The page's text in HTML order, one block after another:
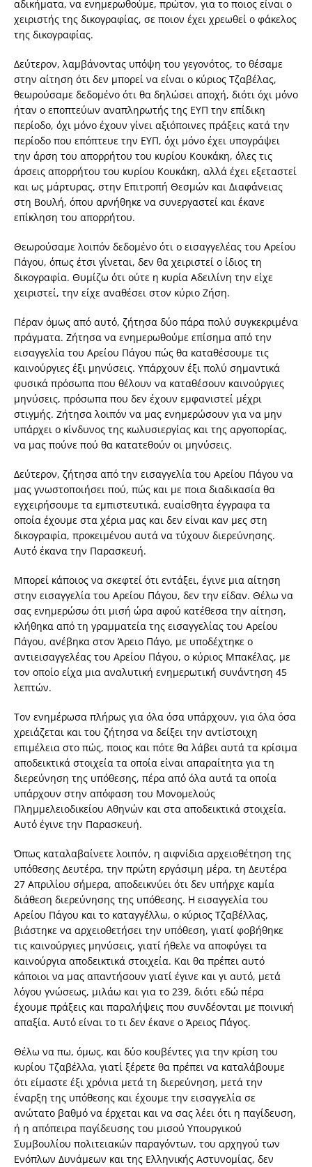
αδικήματα, να ενημερωθούμε, πρώτον, για το ποιος είναι ο
χειριστής της δικογραφίας, σε ποιον έχει χρεωθεί ο φάκελος
της δικογραφίας.
Δεύτερον, λαμβάνοντας υπόψη του γεγονότος, το θέσαμε
στην αίτηση ότι δεν μπορεί να είναι ο κύριος Τζαβέλας,
θεωρούσαμε δεδομένο ότι θα δηλώσει αποχή, διότι όχι μόνο
ήταν ο εποπτεύων αναπληρωτής της ΕΥΠ την επίδικη
περίοδο, όχι μόνο έχουν γίνει αξιόποινες πράξεις κατά την
περίοδο που επόπτευε την ΕΥΠ, όχι μόνο έχει υπογράψει
την άρση του απορρήτου του κυρίου Κουκάκη, όλες τις
άρσεις απορρήτου του κυρίου Κουκάκη, αλλά έχει εξεταστεί
και ως μάρτυρας, στην Επιτροπή Θεσμών και Διαφάνειας
στη Βουλή, όπου αρνήθηκε να συνεργαστεί και έκανε
επίκληση του απορρήτου.
Θεωρούσαμε λοιπόν δεδομένο ότι ο εισαγγελέας του Αρείου
Πάγου, όπως έτσι γίνεται, δεν θα χειριστεί ο ίδιος τη
δικογραφία. Θυμίζω ότι ούτε η κυρία Αδειλίνη την είχε
χειριστεί, την είχε αναθέσει στον κύριο Ζήση.
Πέραν όμως από αυτό, ζήτησα δύο πάρα πολύ συγκεκριμένα
πράγματα. Ζήτησα να ενημερωθούμε επίσημα από την
εισαγγελία του Αρείου Πάγου πώς θα καταθέσουμε τις
καινούργιες έξι μηνύσεις. Υπάρχουν έξι πολύ σημαντικά
φυσικά πρόσωπα που θέλουν να καταθέσουν καινούργιες
μηνύσεις, πρόσωπα που δεν έχουν εμφανιστεί μέχρι
στιγμής. Ζήτησα λοιπόν να μας ενημερώσουν για να μην
υπάρχει ο κίνδυνος της κωλυσιεργίας και της αργοπορίας,
να μας πούνε πού θα κατατεθούν οι μηνύσεις.
Δεύτερον, ζήτησα από την εισαγγελία του Αρείου Πάγου να
μας γνωστοποιήσει πού, πώς και με ποια διαδικασία θα
εγχειρήσουμε τα εμπιστευτικά, ευαίσθητα έγγραφα τα
οποία έχουμε στα χέρια μας και δεν είναι καν μες στη
δικογραφία, προκειμένου αυτά να τύχουν διερεύνησης.
Αυτό έκανα την Παρασκευή.
Μπορεί κάποιος να σκεφτεί ότι εντάξει, έγινε μια αίτηση
στην εισαγγελία του Αρείου Πάγου, δεν την είδαν. Θέλω να
σας ενημερώσω ότι μισή ώρα αφού κατέθεσα την αίτηση,
κλήθηκα από τη γραμματεία της εισαγγελίας του Αρείου
Πάγου, ανέβηκα στον Άρειο Πάγο, με υποδέχτηκε ο
αντιεισαγγελέας του Αρείου Πάγου, ο κύριος Μπακέλας, με
τον οποίο είχα μια αναλυτική ενημερωτική συνάντηση 45
λεπτών.
Τον ενημέρωσα πλήρως για όλα όσα υπάρχουν, για όλα όσα
χρειάζεται και του ζήτησα να δείξει την αντίστοιχη
επιμέλεια στο πώς, ποιος και πότε θα λάβει αυτά τα κρίσιμα
αποδεικτικά στοιχεία τα οποία είναι απαραίτητα για τη
διερεύνηση της υπόθεσης, πέρα από όλα αυτά τα οποία
υπάρχουν στην απόφαση του Μονομελούς
Πλημμελειοδικείου Αθηνών και στα αποδεικτικά στοιχεία.
Αυτό έγινε την Παρασκευή.
Όπως καταλαβαίνετε λοιπόν, η αιφνίδια αρχειοθέτηση της
υπόθεσης Δευτέρα, την πρώτη εργάσιμη μέρα, τη Δευτέρα
27 Απριλίου σήμερα, αποδεικνύει ότι δεν υπήρχε καμία
διάθεση διερεύνησης της υπόθεσης. Η εισαγγελία του
Αρείου Πάγου και το καταγγέλλω, ο κύριος Τζαβέλλας,
βιάστηκε να αρχειοθετήσει την υπόθεση, γιατί φοβήθηκε
τις καινούργιες μηνύσεις, γιατί ήθελε να αποφύγει τα
καινούργια αποδεικτικά στοιχεία. Και θα πρέπει αυτό
κάποιοι να μας απαντήσουν γιατί έγινε και γι αυτό, μετά
λόγου γνώσεως, μιλάω και για το 239, διότι εδώ πέρα
έχουμε πράξεις και παραλήψεις που συνδέονται με ποινική
απαξία. Αυτό είναι το τι δεν έκανε ο Άρειος Πάγος.
Θέλω να πω, όμως, και δύο κουβέντες για την κρίση του
κυρίου Τζαβέλλα, γιατί ξέρετε θα πρέπει να καταλάβουμε
ότι είμαστε έξι χρόνια μετά τη διερεύνηση, μετά την
έναρξη της υπόθεσης και έχουμε την εισαγγελία σε
ανώτατο βαθμό να έρχεται και να σας λέει ότι η παγίδευση,
ή η απόπειρα παγίδευσης του μισού Υπουργικού
Συμβουλίου πολιτειακών παραγόντων, του αρχηγού των
Ενόπλων Δυνάμεων και της Ελληνικής Αστυνομίας, δεν